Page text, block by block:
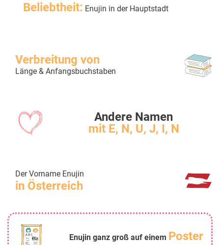
Beliebtheit: Enujin in der Hauptstadt
Verbreitung von
Länge & Anfangsbuchstaben
Andere Namen
mit E, N, U, J, I, N
Der Vorname Enujin
in Österreich
Enujin ganz groß auf einem Poster